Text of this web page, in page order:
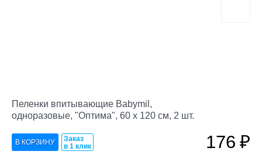
Пеленки впитывающие Babymil,
одноразовые, "Оптима", 60 х 120 см, 2 шт.
Заказ
в 1 клик
176₽